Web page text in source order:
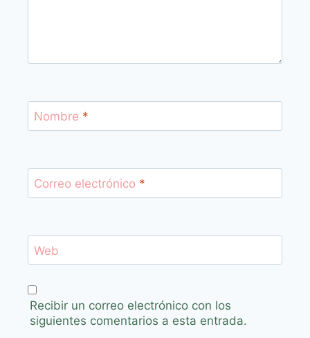
Nombre *
Correo electrónico *
Web
Recibir un correo electrónico con los
siguientes comentarios a esta entrada.